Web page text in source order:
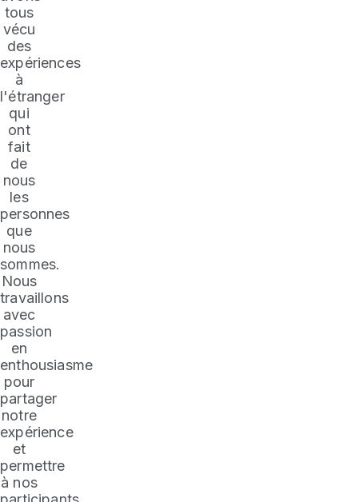
tous
vécu
des
expériences
à
l'étranger
qui
ont
fait
de
nous
les
personnes
que
nous
sommes.
Nous
travaillons
avec
passion
en
enthousiasme
pour
partager
notre
expérience
et
permettre
à nos